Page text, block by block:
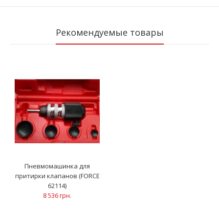
Рекомендуемые товары
Пневмомашинка для
притирки клапанов (FORCE
62114)
8 536 грн.